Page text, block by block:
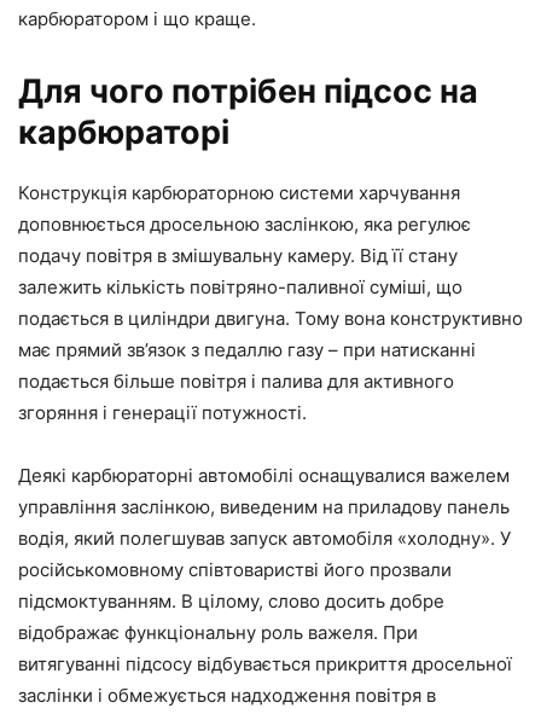
карбюратором і що краще.
Для чого потрібен підсос на
карбюраторі
Конструкція карбюраторною системи харчування
доповнюється дросельною заслінкою, яка регулює
подачу повітря в змішувальну камеру. Від її стану
залежить кількість повітряно-паливної суміші, що
подається в циліндри двигуна. Тому вона конструктивно
має прямий зв’язок з педаллю газу – при натисканні
подається більше повітря і палива для активного
згоряння і генерації потужності.
Деякі карбюраторні автомобілі оснащувалися важелем
управління заслінкою, виведеним на приладову панель
водія, який полегшував запуск автомобіля «холодну». У
російськомовному співтоваристві його прозвали
підсмоктуванням. В цілому, слово досить добре
відображає функціональну роль важеля. При
витягуванні підсосу відбувається прикриття дросельної
заслінки і обмежується надходження повітря в